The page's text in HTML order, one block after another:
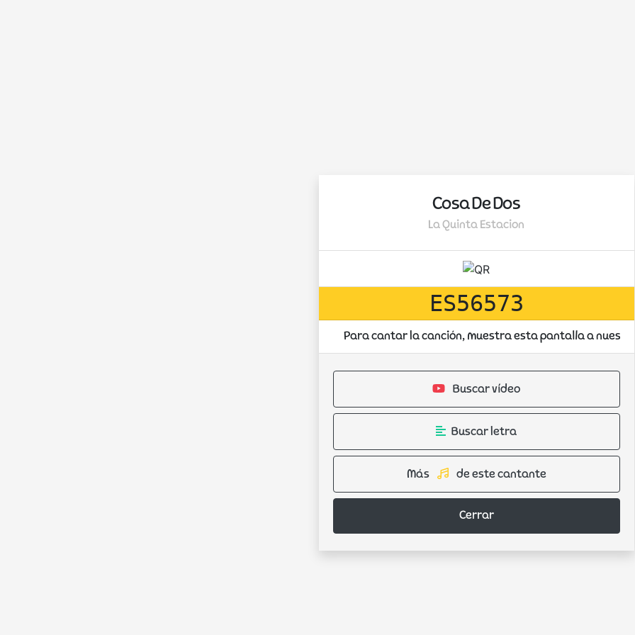
Cosa De Dos
La Quinta Estacion
ES56573
Para cantar la canción, muestra esta pantalla a nuestros
Buscar vídeo
Buscar letra
Más de este cantante
Cerrar